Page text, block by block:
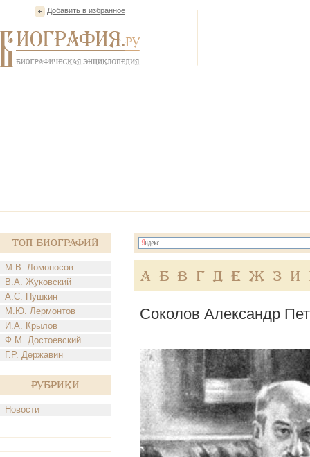
Добавить в избранное
Топ Биографий
М.В. Ломоносов
В.А. Жуковский
А.С. Пушкин
М.Ю. Лермонтов
И.А. Крылов
Ф.М. Достоевский
Г.Р. Державин
Рубрики
Новости
А Б В Г Д Е Ж З И
Соколов Александр